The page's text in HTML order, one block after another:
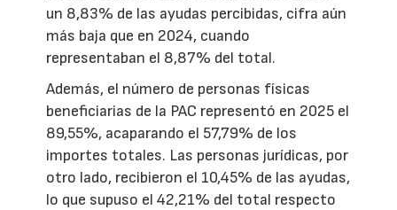
un 8,83% de las ayudas percibidas, cifra aún
más baja que en 2024, cuando
representaban el 8,87% del total.
Además, el número de personas físicas
beneficiarias de la PAC representó en 2025 el
89,55%, acaparando el 57,79% de los
importes totales. Las personas jurídicas, por
otro lado, recibieron el 10,45% de las ayudas,
lo que supuso el 42,21% del total respecto